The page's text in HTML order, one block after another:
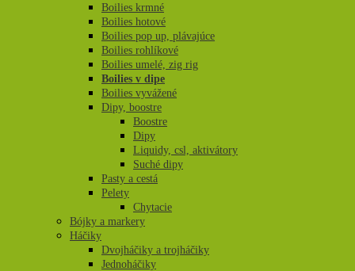
Boilies krmné
Boilies hotové
Boilies pop up, plávajúce
Boilies rohlíkové
Boilies umelé, zig rig
Boilies v dipe
Boilies vyvážené
Dipy, boostre
Boostre
Dipy
Liquidy, csl, aktivátory
Suché dipy
Pasty a cestá
Pelety
Chytacie
Bójky a markery
Háčiky
Dvojháčiky a trojháčiky
Jednoháčiky